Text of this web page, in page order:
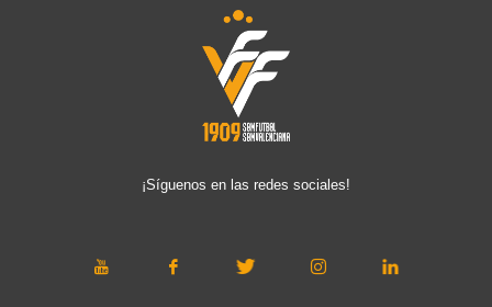
¡Síguenos en las redes sociales!